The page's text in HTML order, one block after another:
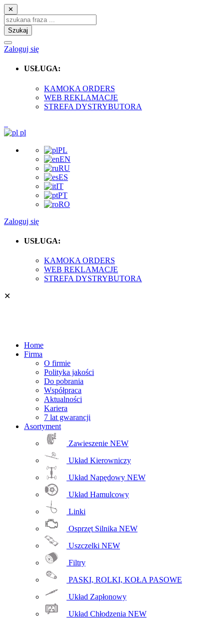
✕
Szukaj
Zaloguj się
USŁUGA:
KAMOKA ORDERS
WEB REKLAMACJE
STREFA DYSTRYBUTORA
pl
PL
EN
RU
ES
IT
PT
RO
Zaloguj się
USŁUGA:
KAMOKA ORDERS
WEB REKLAMACJE
STREFA DYSTRYBUTORA
✕
Home
Firma
O firmie
Polityka jakości
Do pobrania
Współpraca
Aktualności
Kariera
7 lat gwarancji
Asortyment
Zawieszenie NEW
Układ Kierowniczy
Układ Napędowy NEW
Układ Hamulcowy
Linki
Osprzęt Silnika NEW
Uszczelki NEW
Filtry
PASKI, ROLKI, KOŁA PASOWE
Układ Zapłonowy
Układ Chłodzenia NEW